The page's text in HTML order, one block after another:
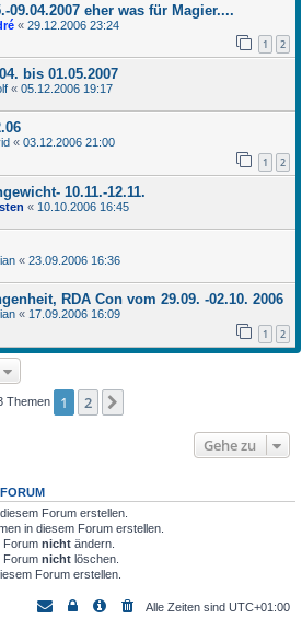
09.04.2007 eher was für Magier....
« 29.12.2006 23:24
1 2
bis 01.05.2007
« 05.12.2006 19:17
« 03.12.2006 21:00
1 2
10.11.-12.11.
« 10.10.2006 16:45
« 23.09.2006 16:36
RDA Con vom 29.09. -02.10. 2006
« 17.09.2006 16:09
1 2
Themen 1 2
Gehe zu
Forum erstellen.
in diesem Forum erstellen.
Forum nicht ändern.
Forum nicht löschen.
Forum erstellen.
Alle Zeiten sind UTC+01:00